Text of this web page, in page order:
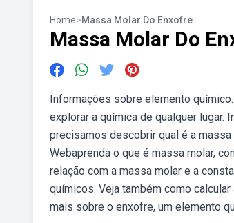
Home>Massa Molar Do Enxofre
Massa Molar Do
Informações sobre elemento
explorar a química de qualquer lugar.
precisamos descobrir qual é a
Webaprenda o que é massa molar,
relação com a massa molar e a
químicos. Veja também como
mais sobre o enxofre, um elemento